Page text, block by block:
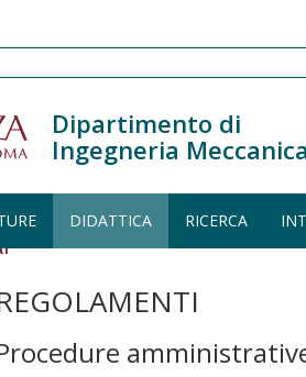
Dipartimento di
Ingegneria
DIDATTICA RICERCA